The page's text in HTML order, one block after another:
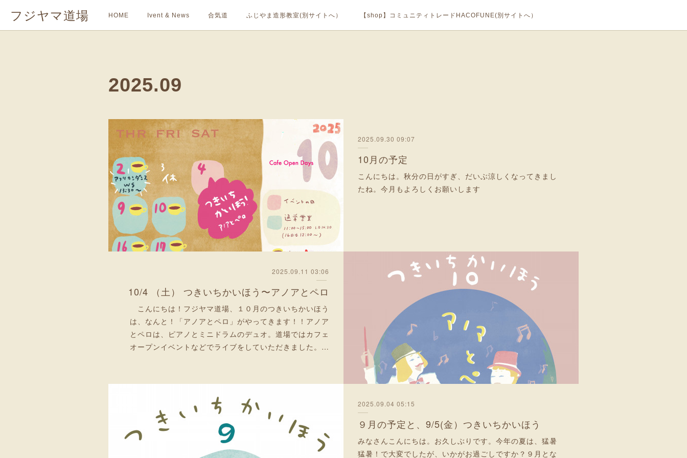
フジヤマ道場 HOME Ivent & News 合気道 ふじやま造形教室(別サイトへ） 【shop】コミュニティトレードHACOFUNE(別サイトへ）
2025.09
2025.09.30 09:07
10月の予定
こんにちは。秋分の日がすぎ、だいぶ涼しくなってきまし
たね。今月もよろしくお願いします
2025.09.11 03:06
10/4 （土） つきいちかいほう〜アノアとペロ
こんにちは！フジヤマ道場、１０月のつきいちかいほう
は、なんと！「アノアとペロ」がやってきます！！アノア
とペロは、ピアノとミニドラムのデュオ。道場ではカフェ
オープンイベントなどでライブをしていただきました。…
2025.09.04 05:15
９月の予定と、9/5(金）つきいちかいほう
みなさんこんにちは。お久しぶりです。今年の夏は、猛暑
猛暑！で大変でしたが、いかがお過ごしですか？９月とな